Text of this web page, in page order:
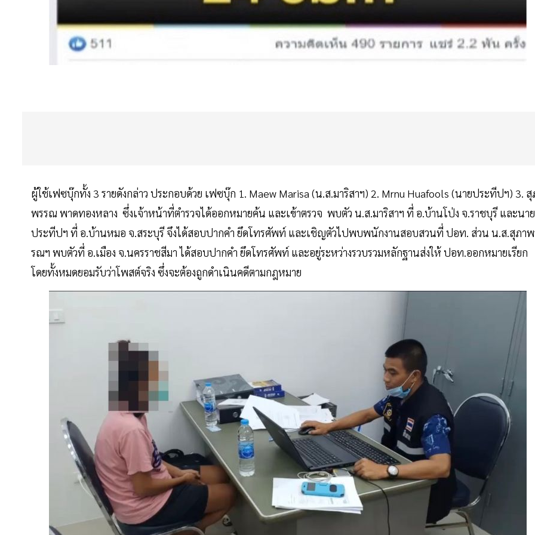
ผู้ใช้เฟซบุ๊กทั้ง 3 รายดังกล่าว ประกอบด้วย เฟซบุ๊ก 1. Maew Marisa (น.ส.มาริสาฯ) 2. Mrnu Huafools (นายประทีปฯ) 3. สุ
พรรณ พาดทองหลาง ซึ่งเจ้าหน้าที่ตำรวจได้ออกหมายค้น และเข้าตรวจ พบตัว น.ส.มาริสาฯ ที่ อ.บ้านโป่ง จ.ราชบุรี และนาย
ประทีปฯ ที่ อ.บ้านหมอ จ.สระบุรี จึงได้สอบปากคำ ยึดโทรศัพท์ และเชิญตัวไปพบพนักงานสอบสวนที่ ปอท. ส่วน น.ส.สุภา
รณฯ พบตัวที่ อ.เมือง จ.นครราชสีมา ได้สอบปากคำ ยึดโทรศัพท์ และอยู่ระหว่างรวบรวมหลักฐานส่งให้ ปอท.ออกหมายเรียก
โดยทั้งหมดยอมรับว่าโพสต์จริง ซึ่งจะต้องถูกดำเนินคดีตามกฎหมาย